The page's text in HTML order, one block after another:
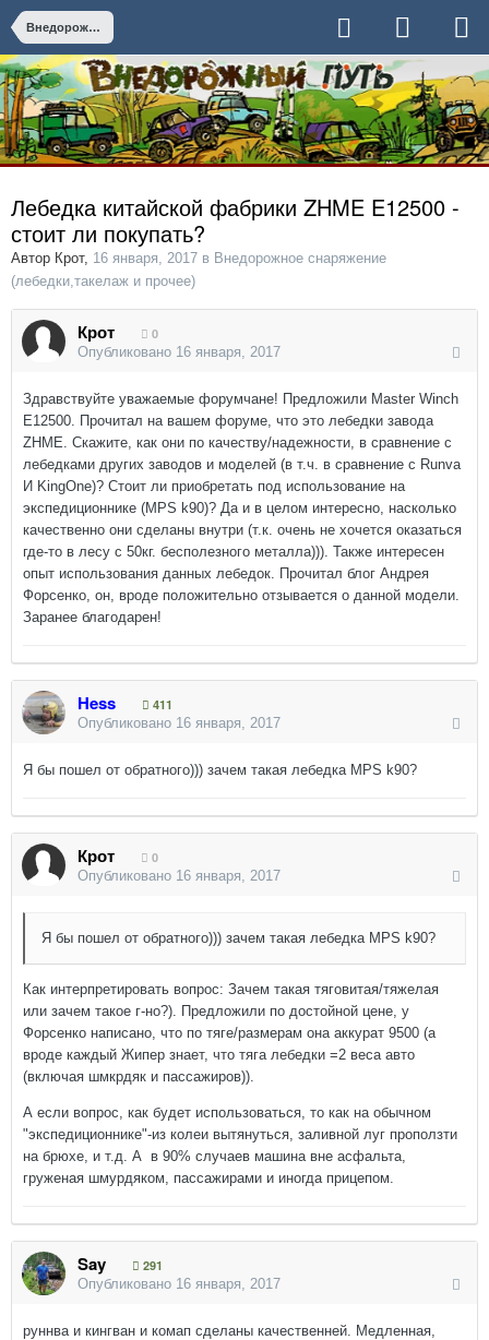
Внедорожное снаряжение (лебедки,такелаж и прочее)
Лебедка китайской фабрики ZHME E12500 -
стоит ли покупать?
Автор Крот, 16 января, 2017 в Внедорожное снаряжение
(лебедки,такелаж и прочее)
Крот
0
Опубликовано 16 января, 2017
Здравствуйте уважаемые форумчане! Предложили Master Winch
E12500. Прочитал на вашем форуме, что это лебедки завода
ZHME. Скажите, как они по качеству/надежности, в сравнение с
лебедками других заводов и моделей (в т.ч. в сравнение с Runva
И KingOne)? Стоит ли приобретать под использование на
экспедиционнике (MPS k90)? Да и в целом интересно, насколько
качественно они сделаны внутри (т.к. очень не хочется оказаться
где-то в лесу с 50кг. бесполезного металла))). Также интересен
опыт использования данных лебедок. Прочитал блог Андрея
Форсенко, он, вроде положительно отзывается о данной модели.
Заранее благодарен!
Hess
411
Опубликовано 16 января, 2017
Я бы пошел от обратного))) зачем такая лебедка MPS k90?
Крот
0
Опубликовано 16 января, 2017
Я бы пошел от обратного))) зачем такая лебедка MPS k90?
Как интерпретировать вопрос: Зачем такая тяговитая/тяжелая
или зачем такое г-но?). Предложили по достойной цене, у
Форсенко написано, что по тяге/размерам она аккурат 9500 (а
вроде каждый Жипер знает, что тяга лебедки =2 веса авто
(включая шмкрдяк и пассажиров)).
А если вопрос, как будет использоваться, то как на обычном
"экспедиционнике"-из колеи вытянуться, заливной луг проползти
на брюхе, и т.д. А в 90% случаев машина вне асфальта,
груженая шмурдяком, пассажирами и иногда прицепом.
Say
291
Опубликовано 16 января, 2017
руннва и кингван и комап сделаны качественней. Медленная,